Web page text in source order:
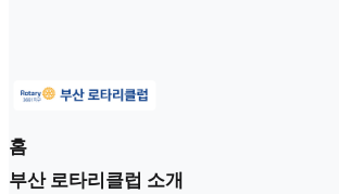
홈
부산 로타리클럽 소개